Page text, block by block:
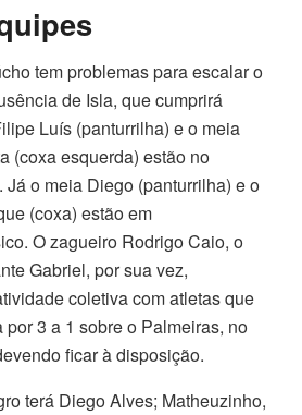
tem problemas para escalar o
de Isla, que cumprirá
Luís (panturrilha) e o meia
(coxa esquerda) estão no
o meia Diego (panturrilha) e o
(coxa) estão em
O zagueiro Rodrigo Caio, o
Gabriel, por sua vez,
coletiva com atletas que
3 a 1 sobre o Palmeiras, no
ficar à disposição.
terá Diego Alves; Matheuzinho,